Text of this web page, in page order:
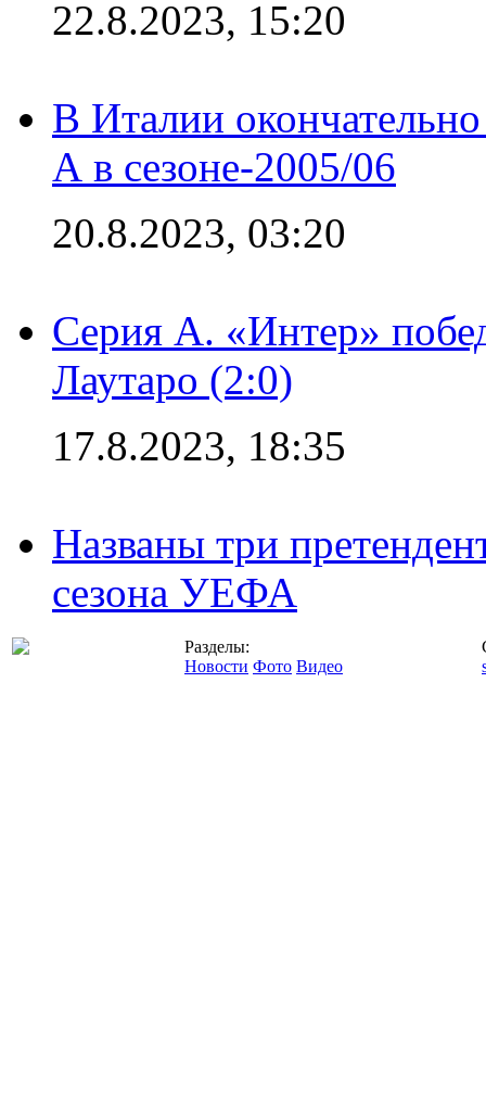
22.8.2023, 15:20
В Италии
А в сезоне-2005/06
20.8.2023, 03:20
Серия А. «Интер»
Лаутаро (2:0)
17.8.2023, 18:35
Названы три
сезона УЕФА
Разделы:
Новости Фото Видео